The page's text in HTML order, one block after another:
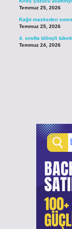
Temmuz 25, 2026
Kağıt maskeden
Temmuz 25, 2026
4. sınıfta bilinçli
Temmuz 24, 2026